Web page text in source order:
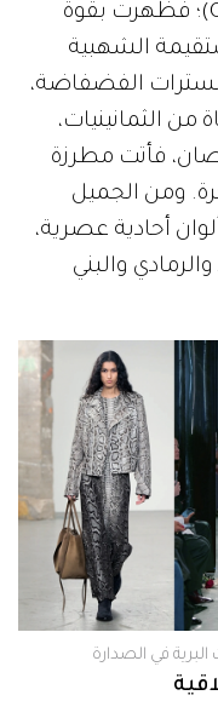
«المكتبية الرسمية» (Office Glam)؛ فظهرت بقوة
الشهبية
الفضفاضة،
الثمانينيات،
فأتت مطرزة
ومن الجميل
أحادية عصرية،
والبني
في الصدارة